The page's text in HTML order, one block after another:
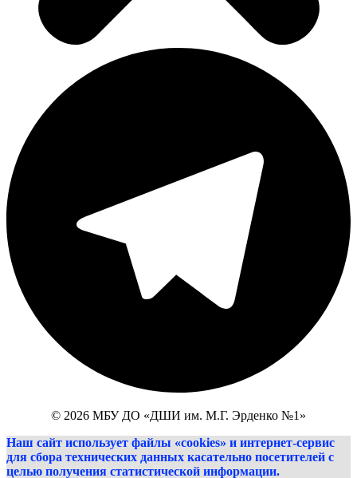
© 2026 МБУ ДО «ДШИ им. М.Г. Эрденко №1»
Наш сайт использует файлы «cookies» и интернет-сервис
для сбора технических данных касательно посетителей с
целью получения статистической информации.